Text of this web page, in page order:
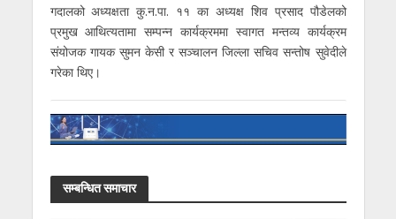
गदालको अध्यक्षता कु.न.पा. ११ का अध्यक्ष शिव प्रसाद पौडेलको
प्रमुख आथित्यतामा सम्पन्न कार्यक्रममा स्वागत मन्तव्य कार्यक्रम
संयोजक गायक सुमन केसी र सञ्चालन जिल्ला सचिव सन्तोष सुवेदीले
गरेका थिए।
सम्बन्धित समाचार